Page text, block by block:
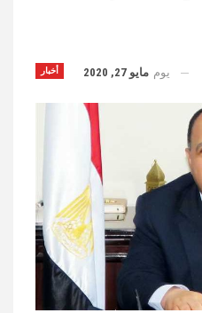
أخبار يوم مايو 27, 2020